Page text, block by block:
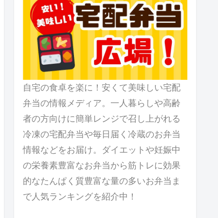
自宅の食卓を楽に！安くて美味しい宅配
弁当の情報メディア。一人暮らしや高齢
者の方向けに簡単レンジで召し上がれる
冷凍の宅配弁当や毎日届く冷蔵のお弁当
情報などをお届け。ダイエットや妊娠中
の栄養素豊富なお弁当から筋トレに効果
的なたんぱく質豊富な量の多いお弁当ま
で人気ランキングを紹介中！